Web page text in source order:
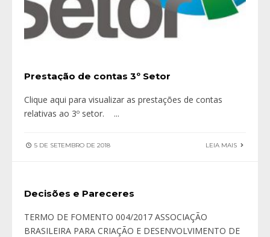
Prestação de contas 3º Setor
Clique aqui para visualizar as prestações de contas
relativas ao 3º setor. ...
5 DE SETEMBRO DE 2018 LEIA MAIS
Decisões e Pareceres
TERMO DE FOMENTO 004/2017 ASSOCIAÇÃO
BRASILEIRA PARA CRIAÇÃO E DESENVOLVIMENTO DE